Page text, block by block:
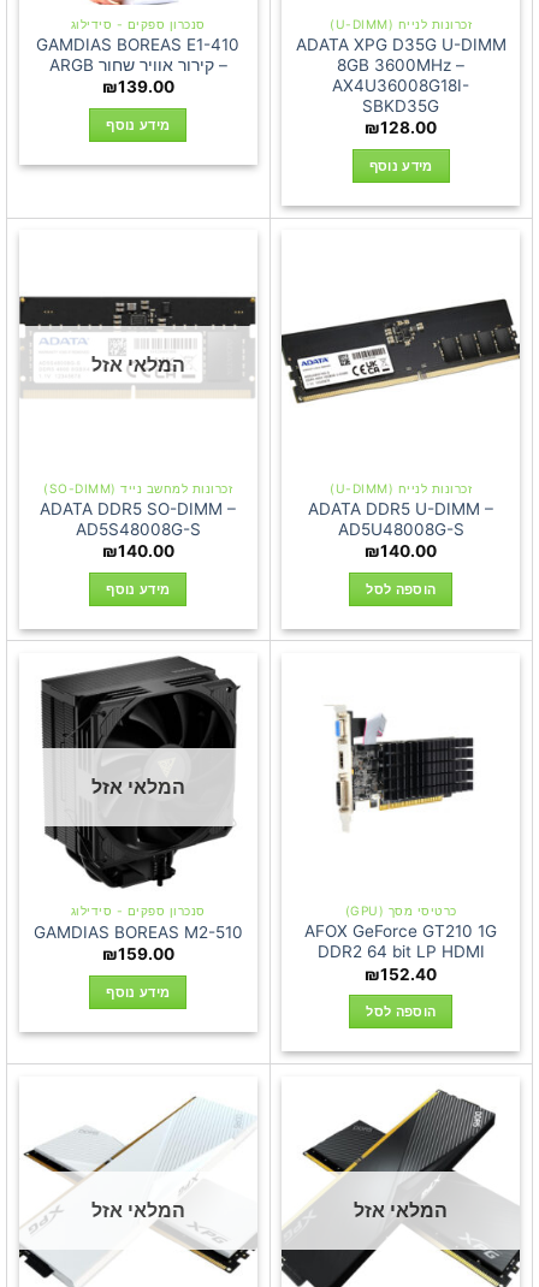
זכרונות לנייח (U-DIMM)
ADATA XPG D35G U-DIMM
8GB 3600MHz –
AX4U36008G18I-
SBKD35G
₪128.00
מידע נוסף
סנכרון ספקים - סידילוג
GAMDIAS BOREAS E1-410
– קירור אוויר שחור ARGB
₪139.00
מידע נוסף
זכרונות לנייח (U-DIMM)
ADATA DDR5 U-DIMM –
AD5U48008G-S
₪140.00
הוספה לסל
המלאי אזל
זכרונות למחשב נייד (SO-DIMM)
ADATA DDR5 SO-DIMM –
AD5S48008G-S
₪140.00
מידע נוסף
כרטיסי מסך (GPU)
AFOX GeForce GT210 1G
DDR2 64 bit LP HDMI
₪152.40
הוספה לסל
המלאי אזל
סנכרון ספקים - סידילוג
GAMDIAS BOREAS M2-510
₪159.00
מידע נוסף
המלאי אזל המלאי אזל